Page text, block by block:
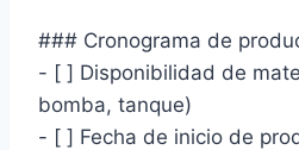
### Cronograma de
- [ ] Disponibilidad de
bomba, tanque)
- [ ] Fecha de inicio de